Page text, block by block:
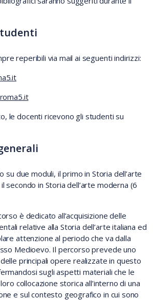
reperibili via mail ai seguenti indirizzi:
le docenti ricevono gli studenti su
due moduli, il primo in Storia dell’arte
secondo in Storia dell’arte moderna (6
è dedicato all’acquisizione delle
relative alla Storia dell’arte italiana ed
attenzione al periodo che va dalla
Medioevo. Il percorso prevede uno
principali opere realizzate in questo
sugli aspetti materiali che le
collocazione storica all’interno di una
e sul contesto geografico in cui sono